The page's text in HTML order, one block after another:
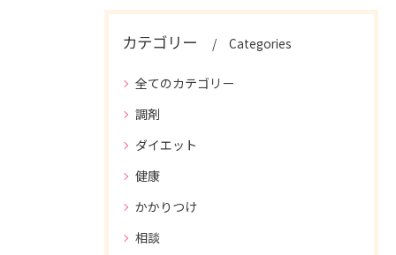
カテゴリー Categories
全てのカテゴリー
調剤
ダイエット
健康
かかりつけ
相談